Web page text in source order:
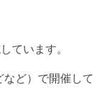
ています。
ど）で開催して